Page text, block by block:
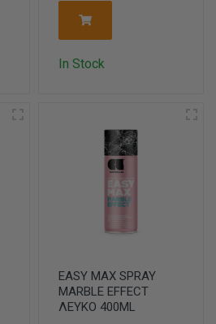
In Stock
EASY MAX SPRAY
MARBLE EFFECT
ΛΕΥΚΟ 400ML